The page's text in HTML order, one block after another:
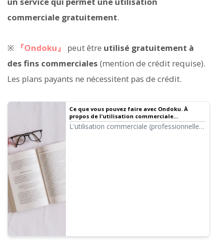
commerciale gratuitement.
※ 『Ondoku』 peut être utilisé gratuitement à
des fins commerciales (mention de crédit requise).
Les plans payants ne nécessitent pas de crédit.
Ce que vous pouvez faire avec Ondoku. À
propos de l'utilisation commerciale
(professionnelle) et des interdictions.
L'utilisation commerciale (professionnelle)